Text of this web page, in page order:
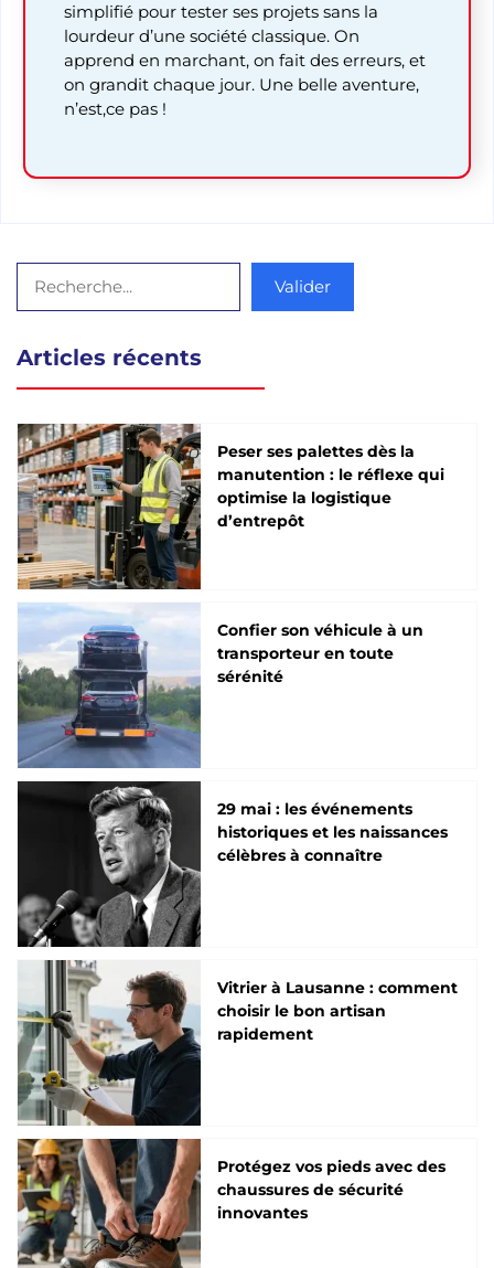
simplifié pour tester ses projets sans la
lourdeur d’une société classique. On
apprend en marchant, on fait des erreurs, et
on grandit chaque jour. Une belle aventure,
n’est,ce pas !
Valider
Articles récents
Peser ses palettes dès la
manutention : le réflexe qui
optimise la logistique
d’entrepôt
Confier son véhicule à un
transporteur en toute
sérénité
29 mai : les événements
historiques et les naissances
célèbres à connaître
Vitrier à Lausanne : comment
choisir le bon artisan
rapidement
Protégez vos pieds avec des
chaussures de sécurité
innovantes